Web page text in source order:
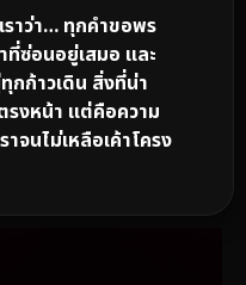
าว่า… ทุกคำขอพร
ซ่อนอยู่เสมอ และ
ก้าวเดิน สิ่งที่น่า
งหน้า แต่คือความ
จนไม่เหลือเค้าโครง